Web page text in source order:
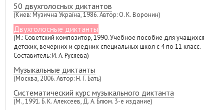
50 двухголосных диктантов
(Киев: Музична Україна, 1986. Автор: О. К. Воронин)
Двухголосные диктанты
(М.: Советский композитор, 1990. Учебное пособие для учащихся
детских, вечерних и средних специальных школ с 4 по 11 класс.
Составитель: И. А. Русяева)
Музыкальные диктанты
(Москва, 2006. Автор: Н. Г. Бать)
Систематический курс музыкального диктанта
(М., 1991. Б. К. Алексеев, Д. А. Блюм. 3-е издание)